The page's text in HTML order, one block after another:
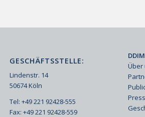
GESCHÄFTSSTELLE:
Lindenstr. 14
50674 Köln
Tel: +49 221 92428-555
Fax: +49 221 92428-559
DDIM
Über